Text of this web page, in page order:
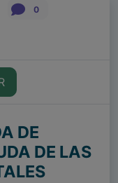
0
DE
DE LAS